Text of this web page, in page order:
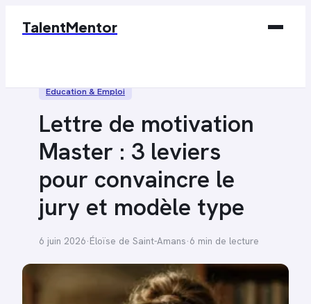
TalentMentor
Tech
Éducation & Emploi
Lettre de motivation
Master : 3 leviers
pour convaincre le
jury et modèle type
6 juin 2026·Éloïse de Saint-Amans·6 min de lecture